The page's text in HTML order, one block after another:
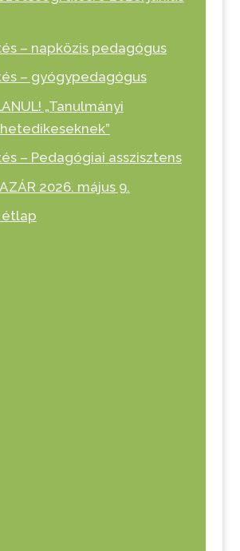
– napközis pedagógus
– gyógypedagógus
„Tanulmányi
– Pedagógiai asszisztens
2026. május 9.
étlap